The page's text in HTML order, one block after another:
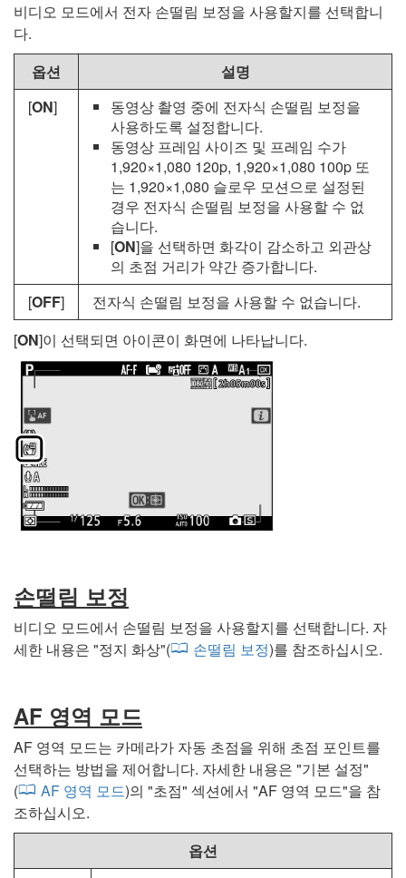
비디오 모드에서 전자 손떨림 보정을 사용할지를 선택합니
다.
옵션
설명
[ON]
동영상 촬영 중에 전자식 손떨림 보정을
사용하도록 설정합니다.
동영상 프레임 사이즈 및 프레임 수가
1,920×1,080 120p, 1,920×1,080 100p 또
는 1,920×1,080 슬로우 모션으로 설정된
경우 전자식 손떨림 보정을 사용할 수 없
습니다.
[ON]을 선택하면 화각이 감소하고 외관상
의 초점 거리가 약간 증가합니다.
[OFF]
전자식 손떨림 보정을 사용할 수 없습니다.
[ON]이 선택되면 아이콘이 화면에 나타납니다.
손떨림 보정
비디오 모드에서 손떨림 보정을 사용할지를 선택합니다. 자
세한 내용은 "정지 화상"( 손떨림 보정)를 참조하십시오.
AF 영역 모드
AF 영역 모드는 카메라가 자동 초점을 위해 초점 포인트를
선택하는 방법을 제어합니다. 자세한 내용은 "기본 설정"
(
AF 영역 모드)의 "초점" 섹션에서 "AF 영역 모드"을 참
조하십시오.
옵션